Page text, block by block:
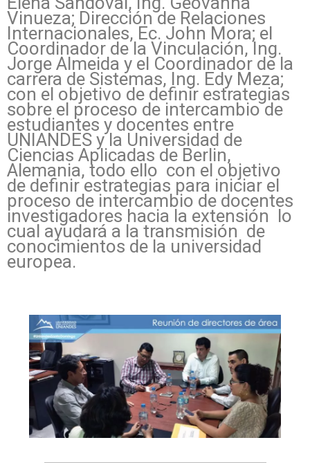
Vinueza; Dirección de Relaciones
Internacionales, Ec. John Mora; el
Coordinador de la Vinculación, Ing.
Jorge Almeida y el Coordinador de la
carrera de Sistemas, Ing. Edy Meza;
con el objetivo de definir estrategias
sobre el proceso de intercambio de
estudiantes y docentes entre
UNIANDES y la Universidad de
Ciencias Aplicadas de Berlin,
Alemania, todo ello con el objetivo
de definir estrategias para iniciar el
proceso de intercambio de docentes
investigadores hacia la extensión lo
cual ayudará a la transmisión de
conocimientos de la universidad
europea.